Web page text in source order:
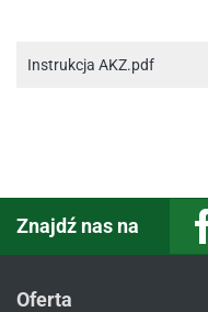
Instrukcja AKZ.pdf
Znajdź nas na
Oferta